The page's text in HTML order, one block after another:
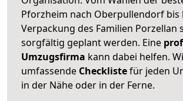
Pforzheim nach Oberpullendorf bis
Verpackung des Familien Porzellan
sorgfältig geplant werden. Eine
Umzugsfirma kann dabei helfen.
umfassende Checklistefür jeden
in der Nähe oder in der Ferne.